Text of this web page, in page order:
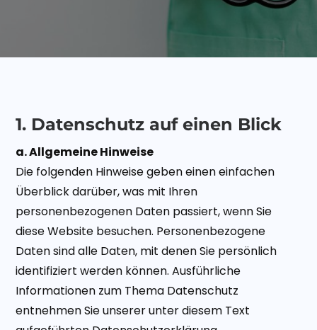
1. Datenschutz auf einen Blick
a. Allgemeine Hinweise
Die folgenden Hinweise geben einen einfachen
Überblick darüber, was mit Ihren
personenbezogenen Daten passiert, wenn Sie
diese Website besuchen. Personenbezogene
Daten sind alle Daten, mit denen Sie persönlich
identifiziert werden können. Ausführliche
Informationen zum Thema Datenschutz
entnehmen Sie unserer unter diesem Text